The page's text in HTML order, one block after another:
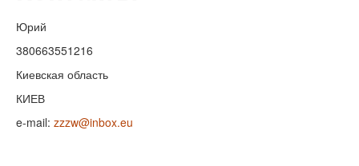
Юрий
380663551216
Киевская область
КИЕВ
e-mail: zzzw@inbox.eu